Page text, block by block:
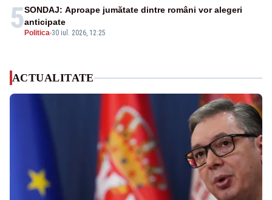
5 Politica-30 iul. 2026, 12:25
SONDAJ: Aproape jumătate dintre români vor alegeri
anticipate
ACTUALITATE